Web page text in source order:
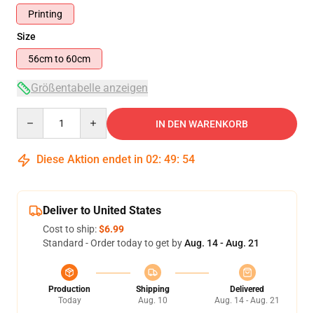
Printing
Size
56cm to 60cm
Größentabelle anzeigen
IN DEN WARENKORB
Diese Aktion endet in 02: 49: 54
Deliver to United States
Cost to ship:$6.99
Standard - Order today to get byAug. 14 - Aug. 21
Production
Today
Shipping
Aug. 10
Delivered
Aug. 14 - Aug. 21